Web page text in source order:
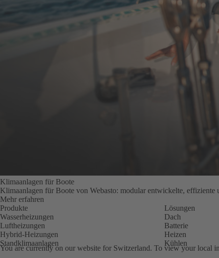
Klimaanlagen für Boote
Klimaanlagen für Boote von Webasto: modular entwickelte,
Mehr erfahren
Produkte
Wasserheizungen
Luftheizungen
Hybrid-Heizungen
Standklimaanlagen
Lösungen
Dach
Batterie
Heizen
Kühlen
You are currently on our website for Switzerland. To view your local